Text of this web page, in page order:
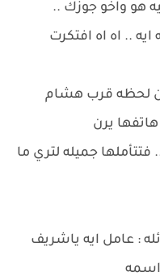
هو واخو جوزك ..
.. اه اه افتكرت
لحظه قرب هشام
يرن
جميله لتري ما
: عامل ايه ياشريف
اسمه